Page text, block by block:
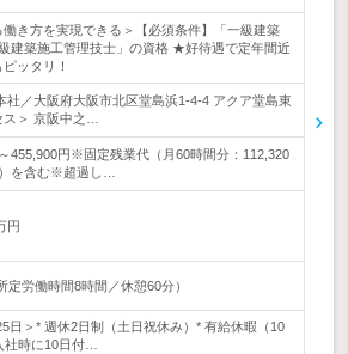
働き方を実現できる＞【必須条件】「一級建築
建築施工管理技士」の資格 ★好待遇で定年間近
ッタリ！
社／大阪府大阪市北区堂島浜1-4-4 アクア堂島東
＞ 京阪中之…
455,900円※固定残業代（月60時間分：112,320
を含む※超過し…
円
定労働時間8時間／休憩60分）
日＞* 週休2日制（土日祝休み）* 有給休暇（10
時に10日付…